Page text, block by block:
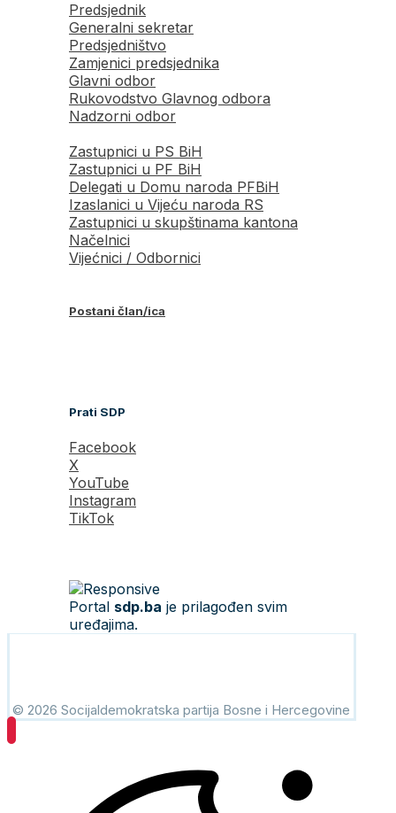
Predsjednik
Generalni sekretar
Predsjedništvo
Zamjenici predsjednika
Glavni odbor
Rukovodstvo Glavnog odbora
Nadzorni odbor
Zastupnici u PS BiH
Zastupnici u PF BiH
Delegati u Domu naroda PFBiH
Izaslanici u Vijeću naroda RS
Zastupnici u skupštinama kantona
Načelnici
Vijećnici / Odbornici
Postani član/ica
Prati SDP
Facebook
X
YouTube
Instagram
TikTok
Portal sdp.ba je prilagođen svim
uređajima.
© 2026 Socijaldemokratska partija Bosne i Hercegovine